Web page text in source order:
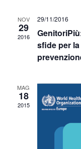
NOV
29
2016
29/11/2016
sfide per
MAG
18
2015